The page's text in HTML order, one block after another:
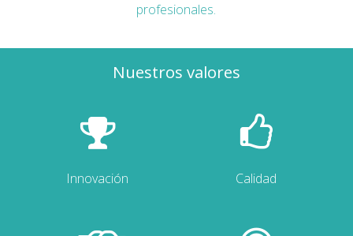
profesionales.
Nuestros valores
Innovación Calidad